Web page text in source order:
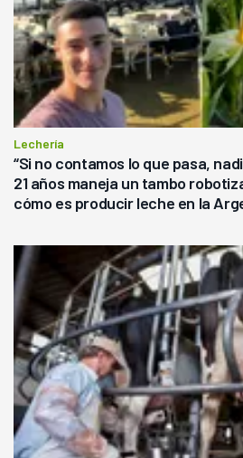
Lechería
“Si no contamos lo que pasa,
21 años maneja un tambo
cómo es producir leche en la